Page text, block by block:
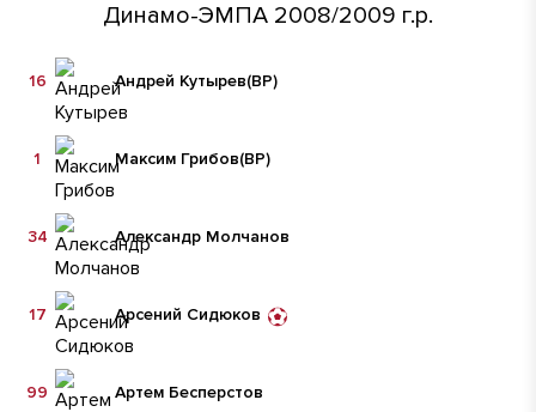
Динамо-ЭМПА 2008/2009 г.р.
Андрей Кутырев(ВР)
16
Максим Грибов(ВР)
1
Александр Молчанов
34
Арсений Сидюков
17
Артем Бесперстов
99